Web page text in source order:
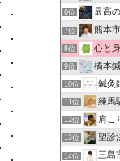
6位 最高
7位 熊本
8位 心と
9位 橋本
10位 鍼灸
11位 練馬
12位 肩こ
13位 望診
14位 三島